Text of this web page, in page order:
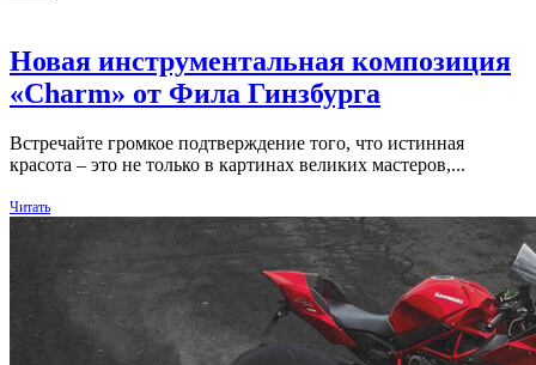
Новая инструментальная композиция
«Charm» от Фила Гинзбурга
Встречайте громкое подтверждение того, что истинная
красота – это не только в картинах великих мастеров,...
Читать